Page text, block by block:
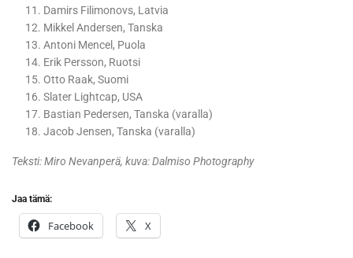
Damirs Filimonovs, Latvia
Mikkel Andersen, Tanska
Antoni Mencel, Puola
Erik Persson, Ruotsi
Otto Raak, Suomi
Slater Lightcap, USA
Bastian Pedersen, Tanska (varalla)
Jacob Jensen, Tanska (varalla)
Teksti: Miro Nevanperä, kuva: Dalmiso Photography
Jaa tämä:
Facebook X